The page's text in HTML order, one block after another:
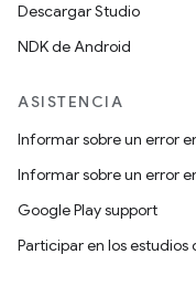
Descargar Studio
NDK de Android
ASISTENCIA
Informar sobre un error
Informar sobre un error
Google Play support
Participar en los estudios